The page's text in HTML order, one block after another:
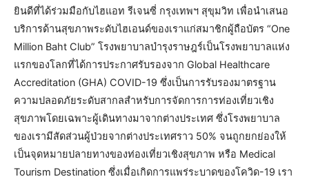
ยินดีที่ได้ร่วมมือกับไฮแอท รีเจนซี่ กรุงเทพฯ สุขุมวิท เพื่อนำเสนอ
บริการด้านสุขภาพระดับไฮเอนด์ของเราแก่สมาชิกผู้ถือบัตร “One
Million Baht Club” โรงพยาบาลบำรุงราษฎร์เป็นโรงพยาบาลแห่ง
แรกของโลกที่ได้การประกาศรับรองจาก Global Healthcare
Accreditation (GHA) COVID-19 ซึ่งเป็นการรับรองมาตรฐาน
ความปลอดภัยระดับสากลสำหรับการจัดการการท่องเที่ยวเชิง
สุขภาพโดยเฉพาะผู้เดินทางมาจากต่างประเทศ ซึ่งโรงพยาบาล
ของเรามีสัดส่วนผู้ป่วยจากต่างประเทศราว 50% จนถูกยกย่องให้
เป็นจุดหมายปลายทางของท่องเที่ยวเชิงสุขภาพ หรือ Medical
Tourism Destination ซึ่งเมื่อเกิดการแพร่ระบาดของโควิด-19 เรา